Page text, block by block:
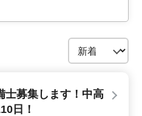
士募集します！中高
日！